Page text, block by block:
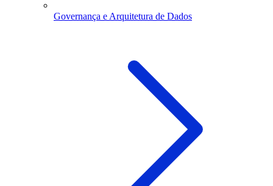
Governança e Arquitetura de Dados